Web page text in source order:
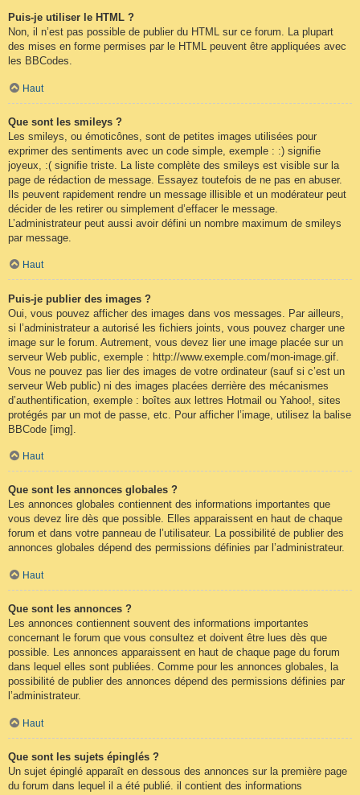
Puis-je utiliser le HTML ?
Non, il n’est pas possible de publier du HTML sur ce forum. La plupart
des mises en forme permises par le HTML peuvent être appliquées avec
les BBCodes.
Haut
Que sont les smileys ?
Les smileys, ou émoticônes, sont de petites images utilisées pour
exprimer des sentiments avec un code simple, exemple : :) signifie
joyeux, :( signifie triste. La liste complète des smileys est visible sur la
page de rédaction de message. Essayez toutefois de ne pas en abuser.
Ils peuvent rapidement rendre un message illisible et un modérateur peut
décider de les retirer ou simplement d’effacer le message.
L’administrateur peut aussi avoir défini un nombre maximum de smileys
par message.
Haut
Puis-je publier des images ?
Oui, vous pouvez afficher des images dans vos messages. Par ailleurs,
si l’administrateur a autorisé les fichiers joints, vous pouvez charger une
image sur le forum. Autrement, vous devez lier une image placée sur un
serveur Web public, exemple : http://www.exemple.com/mon-image.gif.
Vous ne pouvez pas lier des images de votre ordinateur (sauf si c’est un
serveur Web public) ni des images placées derrière des mécanismes
d’authentification, exemple : boîtes aux lettres Hotmail ou Yahoo!, sites
protégés par un mot de passe, etc. Pour afficher l’image, utilisez la balise
BBCode [img].
Haut
Que sont les annonces globales ?
Les annonces globales contiennent des informations importantes que
vous devez lire dès que possible. Elles apparaissent en haut de chaque
forum et dans votre panneau de l’utilisateur. La possibilité de publier des
annonces globales dépend des permissions définies par l’administrateur.
Haut
Que sont les annonces ?
Les annonces contiennent souvent des informations importantes
concernant le forum que vous consultez et doivent être lues dès que
possible. Les annonces apparaissent en haut de chaque page du forum
dans lequel elles sont publiées. Comme pour les annonces globales, la
possibilité de publier des annonces dépend des permissions définies par
l’administrateur.
Haut
Que sont les sujets épinglés ?
Un sujet épinglé apparaît en dessous des annonces sur la première page
du forum dans lequel il a été publié. il contient des informations